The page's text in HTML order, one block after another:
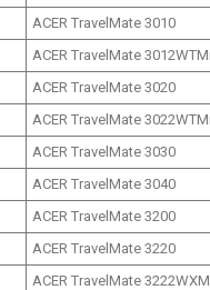
ACER TravelMate 3010
ACER TravelMate 3012WTMi
ACER TravelMate 3020
ACER TravelMate 3022WTMi
ACER TravelMate 3030
ACER TravelMate 3040
ACER TravelMate 3200
ACER TravelMate 3220
ACER TravelMate